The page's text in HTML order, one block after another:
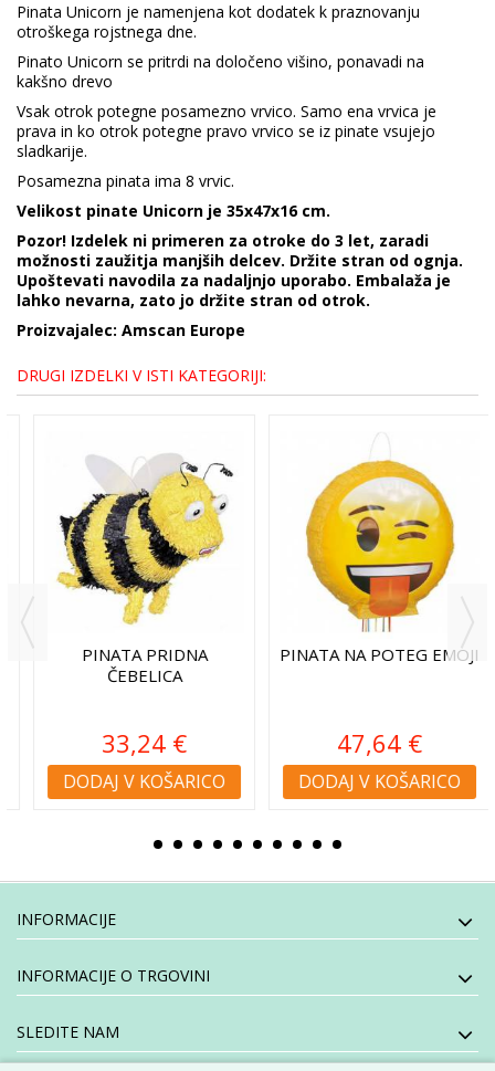
Pinata Unicorn je namenjena kot dodatek k praznovanju
otroškega rojstnega dne.
Pinato Unicorn se pritrdi na določeno višino, ponavadi na
kakšno drevo
Vsak otrok potegne posamezno vrvico. Samo ena vrvica je
prava in ko otrok potegne pravo vrvico se iz pinate vsujejo
sladkarije.
Posamezna pinata ima 8 vrvic.
Velikost pinate Unicorn je 35x47x16 cm.
Pozor! Izdelek ni primeren za otroke do 3 let, zaradi
možnosti zaužitja manjših delcev. Držite stran od ognja.
Upoštevati navodila za nadaljnjo uporabo. Embalaža je
lahko nevarna, zato jo držite stran od otrok.
Proizvajalec: Amscan Europe
DRUGI IZDELKI V ISTI KATEGORIJI:
PINATA PRIDNA
ČEBELICA
33,24 €
DODAJ V KOŠARICO
PINATA NA POTEG EMOJI
47,64 €
DODAJ V KOŠARICO
INFORMACIJE
INFORMACIJE O TRGOVINI
SLEDITE NAM